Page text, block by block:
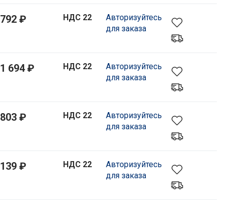
792 ₽ НДС 22
Авторизуйтесь
для заказа
1 694 ₽ НДС 22
Авторизуйтесь
для заказа
803 ₽ НДС 22
Авторизуйтесь
для заказа
139 ₽ НДС 22
Авторизуйтесь
для заказа